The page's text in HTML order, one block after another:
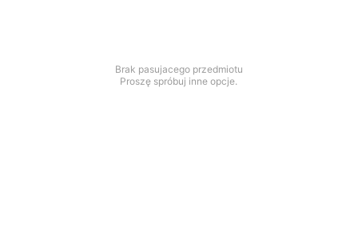
Brak pasujacego przedmiotu
Proszę spróbuj inne opcje.